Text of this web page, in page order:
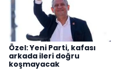
Özel: Yeni Parti, kafası
arkada ileri doğru
koşmayacak